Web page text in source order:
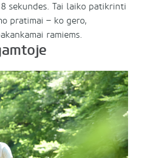
sekundes. Tai laiko patikrinti
pratimai – ko gero,
ramiems.